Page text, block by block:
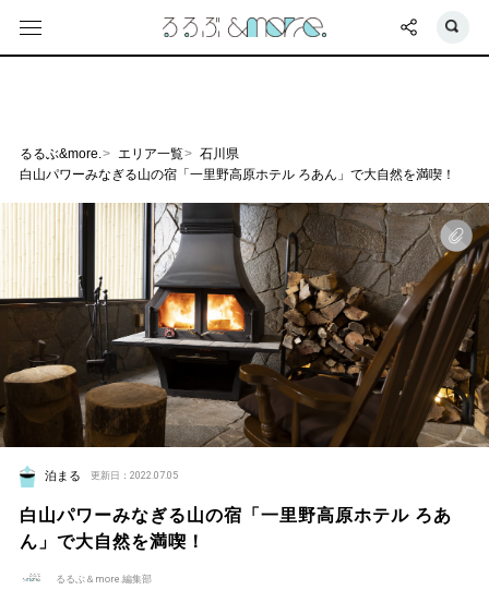
るるぶ&more. エリア一覧
石川県
白山パワーみなぎる山の宿「一里野高原ホテル ろあん」で大自然を満喫！
泊まる 更新日：2022.07.05
白山パワーみなぎる山の宿「一里野高原ホテル ろあ
ん」で大自然を満喫！
るるぶ＆more.編集部